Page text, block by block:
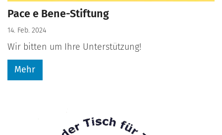
Pace e Bene-Stiftung
14. Feb. 2024
Wir bitten um Ihre Unterstützung!
Mehr